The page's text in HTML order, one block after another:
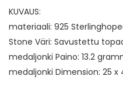
KUVAUS:
materiaali: 925
Stone Väri: Savustettu
medaljonki Paino: 13.2
medaljonki Dimension: 25